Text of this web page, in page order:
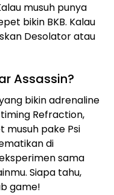
musuh punya
bikin BKB. Kalau
Desolator atau
Assassin?
bikin adrenaline
Refraction,
musuh pake Psi
di
sama
Siapa tahu,
game!